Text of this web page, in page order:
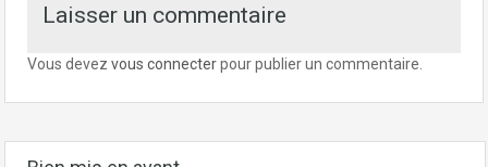
Laisser un commentaire
Vous devez vous connecterpour publier un commentaire.